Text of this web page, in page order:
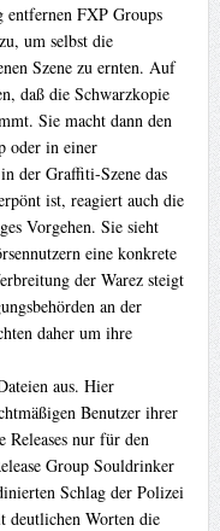
entfernen FXP Groups
um selbst die
Szene zu ernten. Auf
daß die Schwarzkopie
Sie macht dann den
oder in einer
der Graffiti-Szene das
ist, reagiert auch die
Vorgehen. Sie sieht
eine konkrete
der Warez steigt
an der
daher um ihre
aus. Hier
Benutzer ihrer
nur für den
Group Souldrinker
Schlag der Polizei
deutlichen Worten die